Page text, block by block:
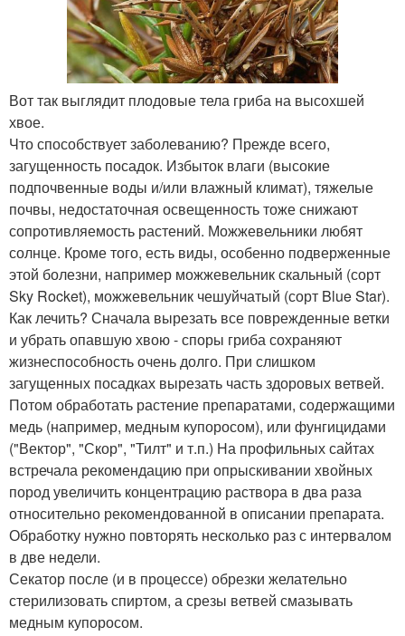
Вот так выглядит плодовые тела гриба на высохшей
хвое.
Что способствует заболеванию? Прежде всего,
загущенность посадок. Избыток влаги (высокие
подпочвенные воды и/или влажный климат), тяжелые
почвы, недостаточная освещенность тоже снижают
сопротивляемость растений. Можжевельники любят
солнце. Кроме того, есть виды, особенно подверженные
этой болезни, например можжевельник скальный (сорт
Sky Rocket), можжевельник чешуйчатый (сорт Blue Star).
Как лечить? Сначала вырезать все поврежденные ветки
и убрать опавшую хвою - споры гриба сохраняют
жизнеспособность очень долго. При слишком
загущенных посадках вырезать часть здоровых ветвей.
Потом обработать растение препаратами, содержащими
медь (например, медным купоросом), или фунгицидами
("Вектор", "Скор", "Тилт" и т.п.) На профильных сайтах
встречала рекомендацию при опрыскивании хвойных
пород увеличить концентрацию раствора в два раза
относительно рекомендованной в описании препарата.
Обработку нужно повторять несколько раз с интервалом
в две недели.
Секатор после (и в процессе) обрезки желательно
стерилизовать спиртом, а срезы ветвей смазывать
медным купоросом.